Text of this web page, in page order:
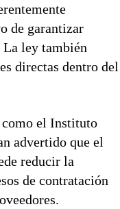
de garantizar
La ley también
directas dentro del
como el Instituto
advertido que el
reducir la
de contratación